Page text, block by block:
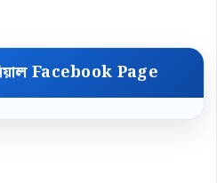
Facebook Page